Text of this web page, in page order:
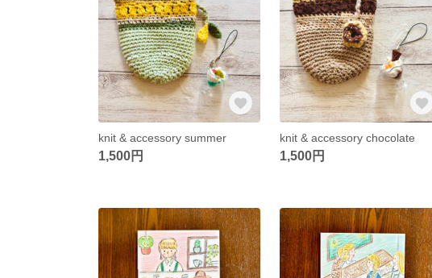
knit & accessory summer
1,500円
knit & accessory chocolate
1,500円